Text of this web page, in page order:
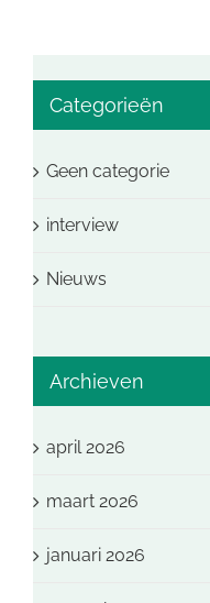
Categorieën
Geen categorie
interview
Nieuws
Archieven
april 2026
maart 2026
januari 2026